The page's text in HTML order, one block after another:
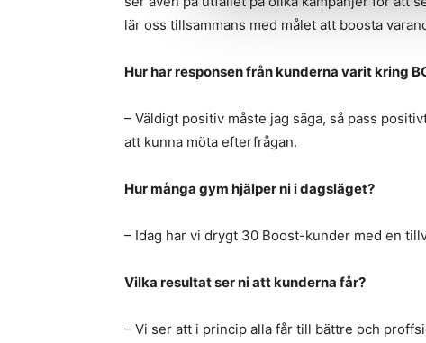
lär oss tillsammans med målet att boosta
Hur har responsen från kunderna varit kring
– Väldigt positiv måste jag säga, så pass
att kunna möta efterfrågan.
Hur många gym hjälper ni i dagsläget?
– Idag har vi drygt 30 Boost-kunder med en
Vilka resultat ser ni att kunderna får?
– Vi ser att i princip alla får till bättre och